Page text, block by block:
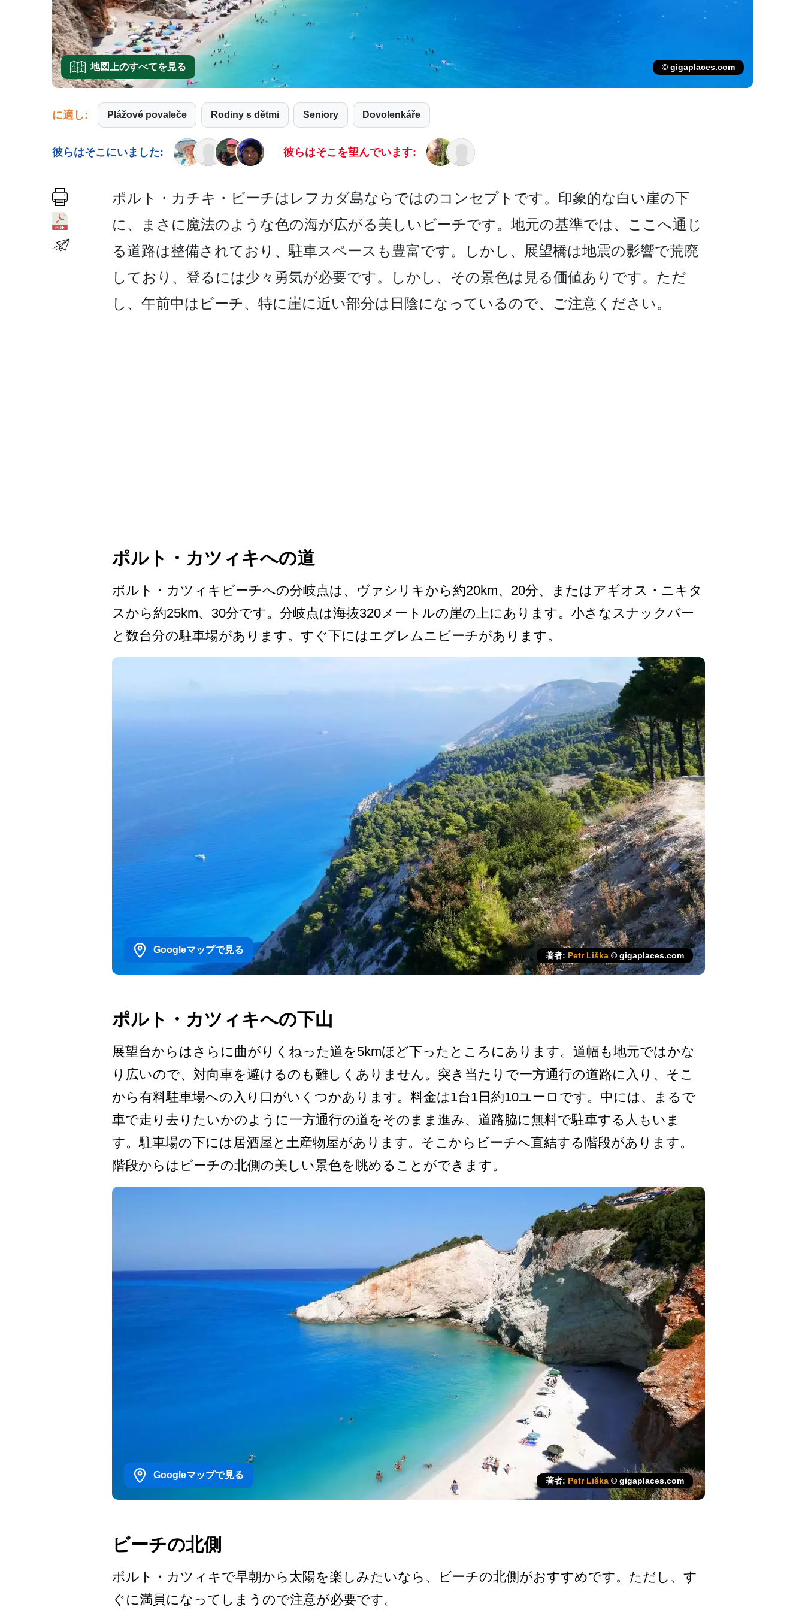
地図上のすべてを見る © gigaplaces.com
に適し: Plážové povaleče Rodiny s dětmi Seniory Dovolenkáře
彼らはそこにいました: 彼らはそこを望んでいます:
ポルト・カチキ・ビーチはレ­フカダ島ならではのコンセプトです。印象的な白い崖­の下
に、まさに魔法のような色の海が広がる美しいビ­ーチです。地元の基準では、ここへ通じ
る道路は整備­されており、駐車スペースも豊富です。しかし、展望­橋は地震の影響で荒廃
しており、登るには少々勇気が­必要です。しかし、その景色は見る価値ありです。た­だ
し、午前中はビーチ、特に崖に近い部分は日陰にな­っているので、ご注意ください。
ポルト・カツィキへの道
ポルト・カツィキビーチへの­分岐点は、ヴァシリキから約20km、20分、また­はアギオス・ニキタ
スから約25km、30分です。­分岐点は海抜320メートルの崖の上にあります。小­さなスナックバー
と数台分の駐車場があります。すぐ­下にはエグレムニビーチがあります。
Googleマップで見る
著者: Petr Liška © gigaplaces.com
ポルト・カツィキへの下山
展望台からはさらに曲がりく­ねった道を5kmほど下ったところにあります。道幅­も地元ではかな
り広いので、対向車を避けるのも難し­くありません。突き当たりで一方通行の道路に入り、­そこ
から有料駐車場への入り口がいくつかあります。­料金は1台1日約10ユーロです。中には、まるで
車­で走り去りたいかのように一方通行の道をそのまま進­み、道路脇に無料で駐車する人もいま
す。駐車場の下­には居酒屋と土産物屋があります。そこからビーチへ­直結する階段があります。
階段からはビーチの北側の­美しい景色を眺めることができます。
Googleマップで見る
著者: Petr Liška © gigaplaces.com
ビーチの北側
ポルト・カツィキで早朝から­太陽を楽しみたいなら、ビーチの北側がおすすめです­。ただし、す
ぐに満員になってしまうので注意が必要­です。